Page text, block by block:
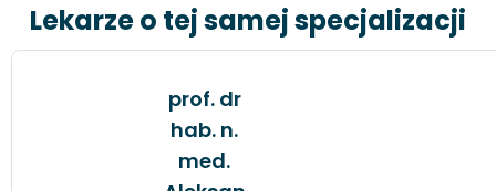
Lekarze o tej samej specjalizacji
prof. dr
hab. n.
med.